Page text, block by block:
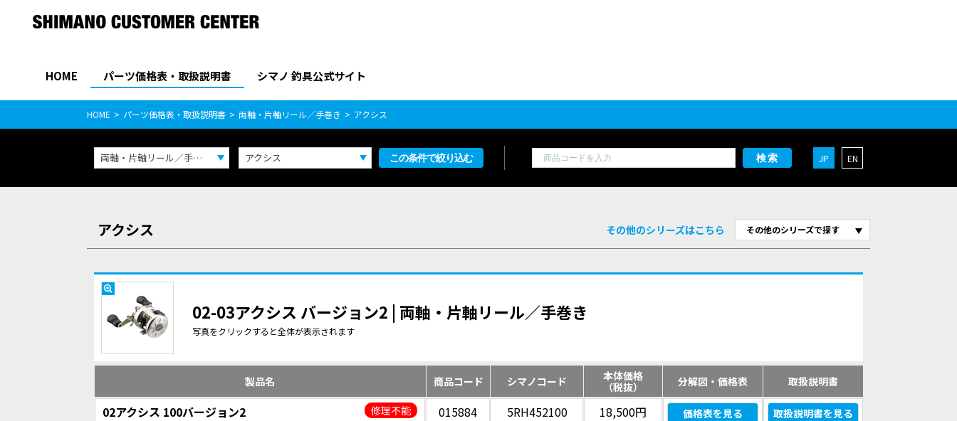
HOME パーツ価格表・取扱説明書 シマノ 釣具公式サイト
パーツ価格表
PARTS LIST
HOME パーツ価格表・取扱説明書 両軸・片軸リール／手巻き アクシス
両軸・片軸リール／手巻き アクシス この条件で絞り込む 検索 JP EN
その他のシリーズはこちら その他のシリーズで探す
アクシス
02-03アクシス バージョン2 | 両軸・片軸リール／手巻き
写真をクリックすると全体が表示されます
製品名 商品コード シマノコード
本体価格
（税抜）
分解図・価格表 取扱説明書
02アクシス 100バージョン2 修理不能 015884 5RH452100 18,500円 価格表を見る 取扱説明書を見る